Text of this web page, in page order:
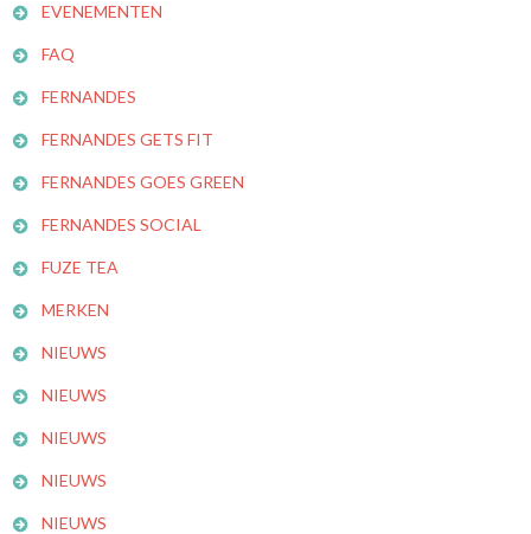
EVENEMENTEN
FAQ
FERNANDES
FERNANDES GETS FIT
FERNANDES GOES GREEN
FERNANDES SOCIAL
FUZE TEA
MERKEN
NIEUWS
NIEUWS
NIEUWS
NIEUWS
NIEUWS